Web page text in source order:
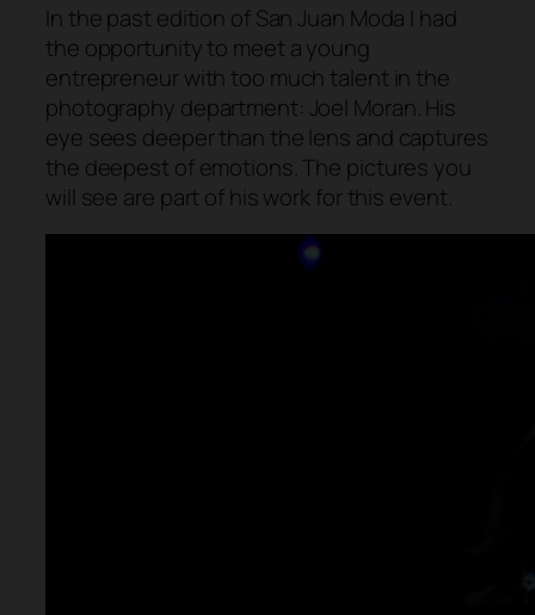
In the past edition of San Juan Moda I had
the opportunity to meet a young
entrepreneur with too much talent in the
photography department: Joel Moran. His
eye sees deeper than the lens and captures
the deepest of emotions. The pictures you
will see are part of his work for this event.